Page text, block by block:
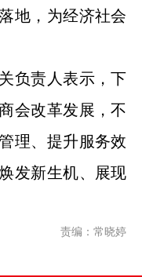
地，为经济社会
责人表示，下
会改革发展，不
理、提升服务效
发新生机、展现
责编：常晓婷